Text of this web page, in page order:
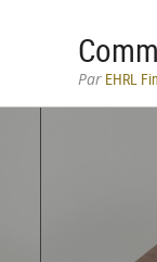
Par EHRL